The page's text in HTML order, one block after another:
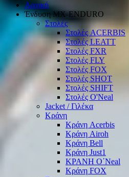
Αρχική
Ένδυση ΜΧ-ΕΝDURO
Στολές
Στολές ACERBIS
Στολές LEATT
Στολές FXR
Στολές FLY
Στολές FOX
Στολές SHOT
Στολές SHIFT
Στολές O'Neal
Jacket / Γιλέκα
Κράνη
Κράνη Acerbis
Κράνη Airoh
Κράνη Bell
Κράνη Just1
ΚΡΑΝΗ O΄Νeal
Κράνη FOX